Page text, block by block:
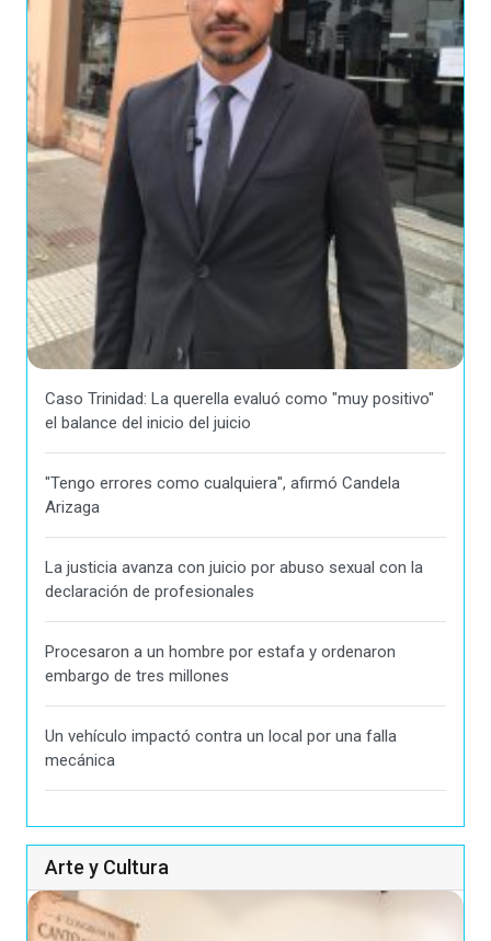
Caso Trinidad: La querella evaluó como "muy positivo"
el balance del inicio del juicio
"Tengo errores como cualquiera", afirmó Candela
Arizaga
La justicia avanza con juicio por abuso sexual con la
declaración de profesionales
Procesaron a un hombre por estafa y ordenaron
embargo de tres millones
Un vehículo impactó contra un local por una falla
mecánica
Arte y Cultura